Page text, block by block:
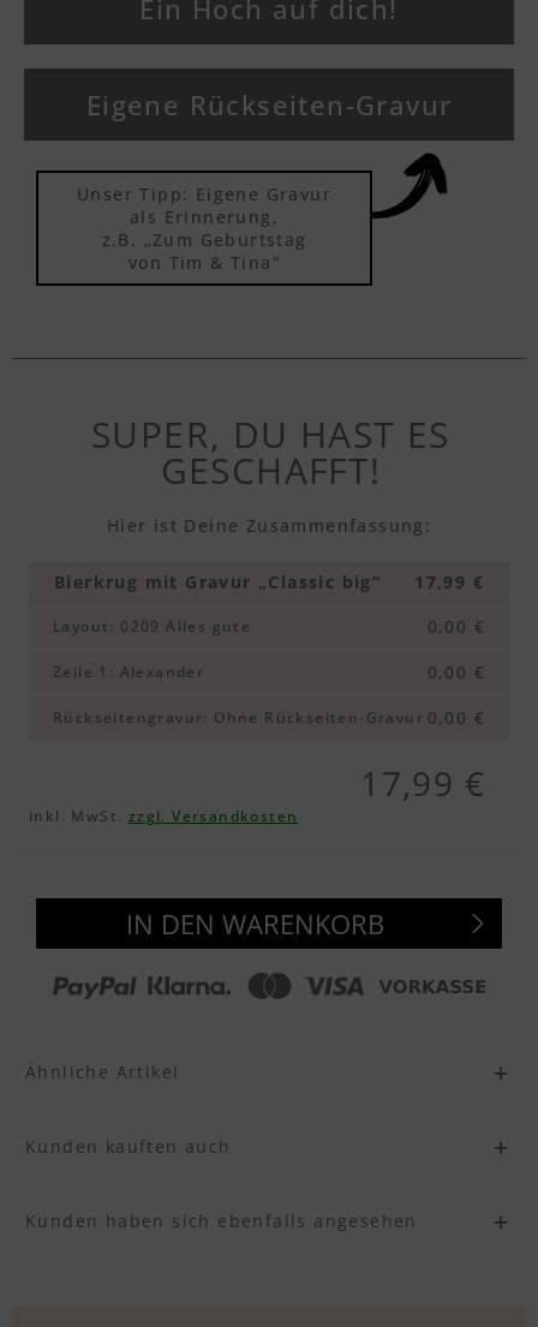
Ein Hoch auf dich!
Eigene Rückseiten-Gravur
Unser Tipp: Eigene Gravur
als Erinnerung,
z.B. „Zum Geburtstag
von Tim & Tina“
SUPER, DU HAST ES
GESCHAFFT!
Hier ist Deine Zusammenfassung:
Bierkrug mit Gravur „Classic big“ 17,99 €
Layout: 0209 Alles gute 0,00 €
Zeile 1 : Alexander 0,00 €
Rückseitengravur: Ohne Rückseiten-Gravur 0,00 €
17,99 €
inkl. MwSt. zzgl. Versandkosten
IN DEN WARENKORB
Ähnliche Artikel
Kunden kauften auch
Kunden haben sich ebenfalls angesehen